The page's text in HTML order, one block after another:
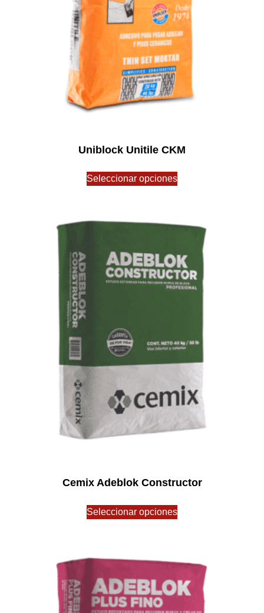
Uniblock Unitile CKM
Seleccionar opciones
Cemix Adeblok Constructor
Seleccionar opciones